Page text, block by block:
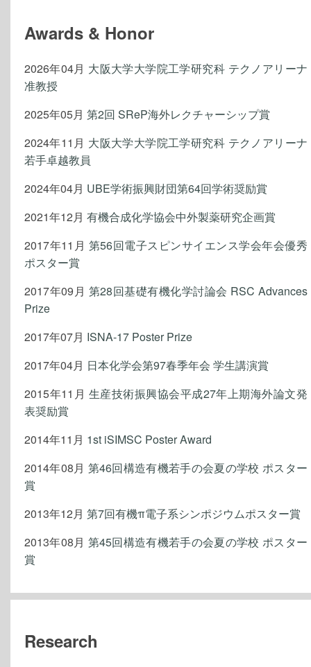
Awards & Honor
2026年04月 大阪大学大学院工学研究科 テクノアリーナ
准教授
2025年05月 第2回 SReP海外レクチャーシップ賞
2024年11月 大阪大学大学院工学研究科 テクノアリーナ
若手卓越教員
2024年04月 UBE学術振興財団第64回学術奨励賞
2021年12月 有機合成化学協会中外製薬研究企画賞
2017年11月 第56回電子スピンサイエンス学会年会優秀
ポスター賞
2017年09月 第28回基礎有機化学討論会 RSC Advances
Prize
2017年07月 ISNA-17 Poster Prize
2017年04月 日本化学会第97春季年会 学生講演賞
2015年11月 生産技術振興協会平成27年上期海外論文発
表奨励賞
2014年11月 1st iSIMSC Poster Award
2014年08月 第46回構造有機若手の会夏の学校 ポスター
賞
2013年12月 第7回有機π電子系シンポジウムポスター賞
2013年08月 第45回構造有機若手の会夏の学校 ポスター
賞
Research